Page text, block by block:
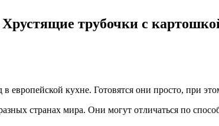
трубочки с
кухне. Готовятся они просто, при
странах мира. Они могут отличаться по